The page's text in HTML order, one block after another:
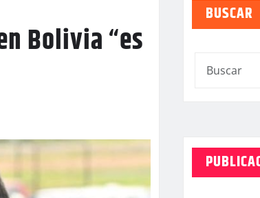
Bolivia “es
BUSCAR